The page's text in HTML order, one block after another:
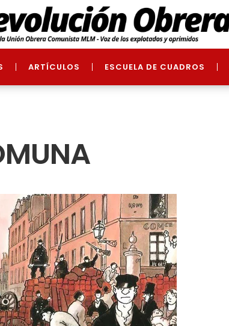
ARTÍCULOS ESCUELA DE CUADROS